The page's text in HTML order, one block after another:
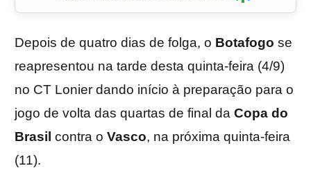
Depois de quatro dias de folga, o Botafogo se
reapresentou na tarde desta quinta-feira (4/9)
no CT Lonier dando início à preparação para o
jogo de volta das quartas de final da Copa do
Brasil contra o Vasco, na próxima quinta-feira
(11).